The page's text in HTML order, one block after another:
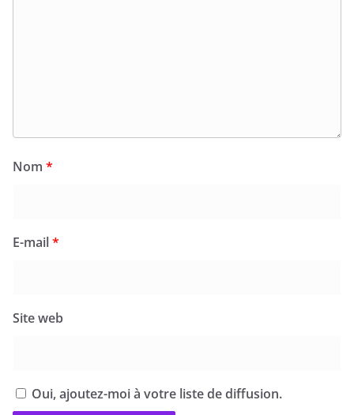
Nom *
E-mail*
Site web
Oui, ajoutez-moi à votre liste de diffusion.